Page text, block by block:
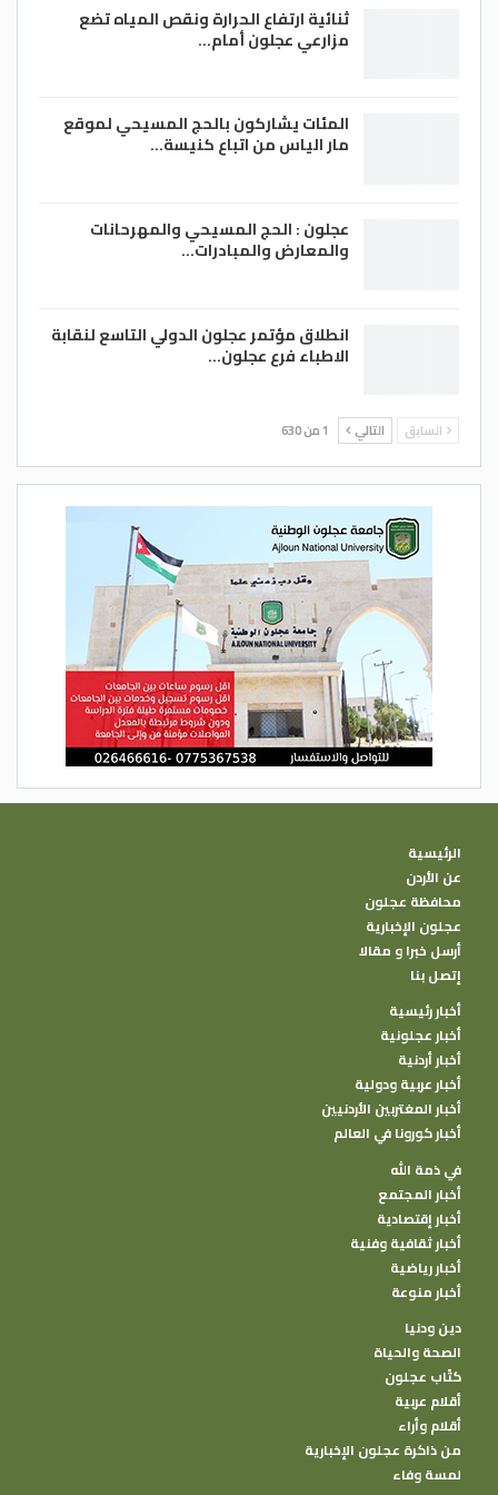
وفي نهاية الزيارة أعرب السفير السوري عن
سعادته الكبيرة لزيارة جامعة عجلون الوطنية
المحافظة تتمتع بميزات سياحية فريدة من
نوعها ، متمنيا أن تعزز العلاقات الأردنية
للدراسة في الجامعات الأردنية والسورية .
تقرير / منذر الزغول
ثنائية ارتفاع الحرارة ونقص المياه تضع
مزارعي عجلون أمام…
المئات يشاركون بالحج المسيحي لموقع
مار الياس من اتباع كنيسة…
عجلون : الحج المسيحي والمهرحانات
والمعارض والمبادرات…
انطلاق مؤتمر عجلون الدولي التاسع لنقابة
الاطباء فرع عجلون…
السابق التالي 1 من 630
الرئيسية
عن الأردن
محافظة عجلون
عجلون الإخبارية
أرسل خبرا و مقالا
إتصل بنا
أخبار رئيسية
أخبار عجلونية
أخبار أردنية
أخبار عربية ودولية
أخبار المغتربين الأردنيين
أخبار كورونا في العالم
في ذمة الله
أخبار المجتمع
أخبار إقتصادية
أخبار ثقافية وفنية
أخبار رياضية
أخبار منوعة
دين ودنيا
الصحة والحياة
كتًاب عجلون
أقلام عربية
أقلام وأراء
من ذاكرة عجلون الإخبارية
لمسة وفاء